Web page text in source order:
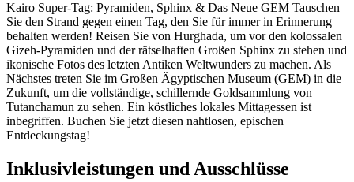
Kairo Super-Tag: Pyramiden, Sphinx & Das Neue GEM Tauschen
Sie den Strand gegen einen Tag, den Sie für immer in Erinnerung
behalten werden! Reisen Sie von Hurghada, um vor den kolossalen
Gizeh-Pyramiden und der rätselhaften Großen Sphinx zu stehen und
ikonische Fotos des letzten Antiken Weltwunders zu machen. Als
Nächstes treten Sie im Großen Ägyptischen Museum (GEM) in die
Zukunft, um die vollständige, schillernde Goldsammlung von
Tutanchamun zu sehen. Ein köstliches lokales Mittagessen ist
inbegriffen. Buchen Sie jetzt diesen nahtlosen, epischen
Entdeckungstag!
Inklusivleistungen und Ausschlüsse